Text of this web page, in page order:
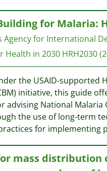
for Malaria:
Agency for International
Health in 2030 HRH2030
the USAID-supported
initiative, this guide
advising National Malaria
the use of long-term
for implementing
mass distribution